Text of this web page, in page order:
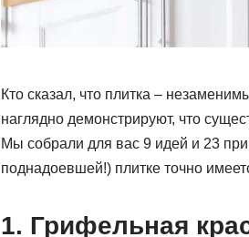
Кто сказал, что плитка –
наглядно демонстрируют, что
Мы собрали для вас 9 идей и 23
поднадоевшей!) плитке точно
1. Грифельная